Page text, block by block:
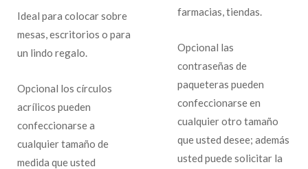
Ideal para colocar sobre
mesas, escritorios o para
un lindo regalo.
Opcional los círculos
acrílicos pueden
confeccionarse a
cualquier tamaño de
medida que usted
farmacias, tiendas.
Opcional las
contraseñas de
paqueteras pueden
confeccionarse en
cualquier otro tamaño
que usted desee; además
usted puede solicitar la